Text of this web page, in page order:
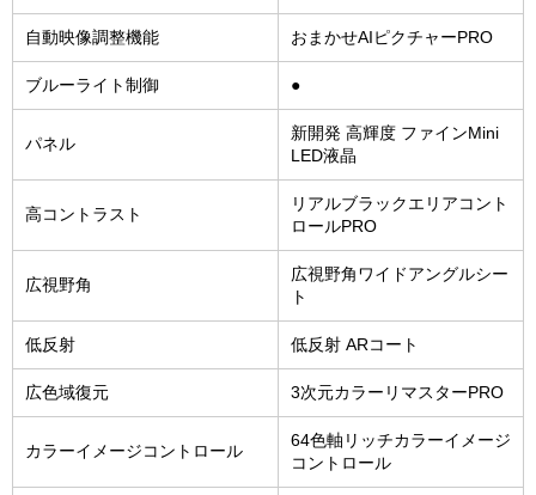
自動映像調整機能 おまかせAIピクチャーPRO
ブルーライト制御 ●
パネル
新開発 高輝度 ファインMini
LED液晶
高コントラスト
リアルブラックエリアコント
ロールPRO
広視野角
広視野角ワイドアングルシー
ト
低反射 低反射 ARコート
広色域復元 3次元カラーリマスターPRO
カラーイメージコントロール
64色軸リッチカラーイメージ
コントロール